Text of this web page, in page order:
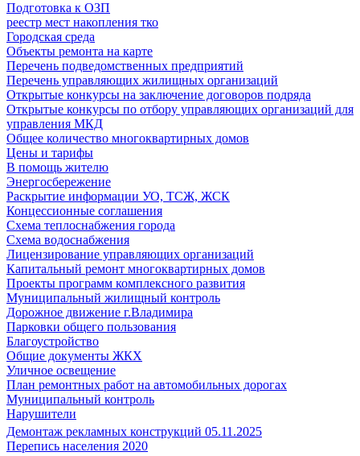
Подготовка к ОЗП
реестр мест накопления тко
Городская среда
Объекты ремонта на карте
Перечень подведомственных предприятий
Перечень управляющих жилищных организаций
Открытые конкурсы на заключение договоров подряда
Открытые конкурсы по отбору управляющих организаций для
управления МКД
Общее количество многоквартирных домов
Цены и тарифы
В помощь жителю
Энергосбережение
Раскрытие информации УО, ТСЖ, ЖСК
Концессионные соглашения
Схема теплоснабжения города
Схема водоснабжения
Лицензирование управляющих организаций
Капитальный ремонт многоквартирных домов
Проекты программ комплексного развития
Муниципальный жилищный контроль
Дорожное движение г.Владимира
Парковки общего пользования
Благоустройство
Общие документы ЖКХ
Уличное освещение
План ремонтных работ на автомобильных дорогах
Муниципальный контроль
Нарушители
Демонтаж рекламных конструкций 05.11.2025
Перепись населения 2020